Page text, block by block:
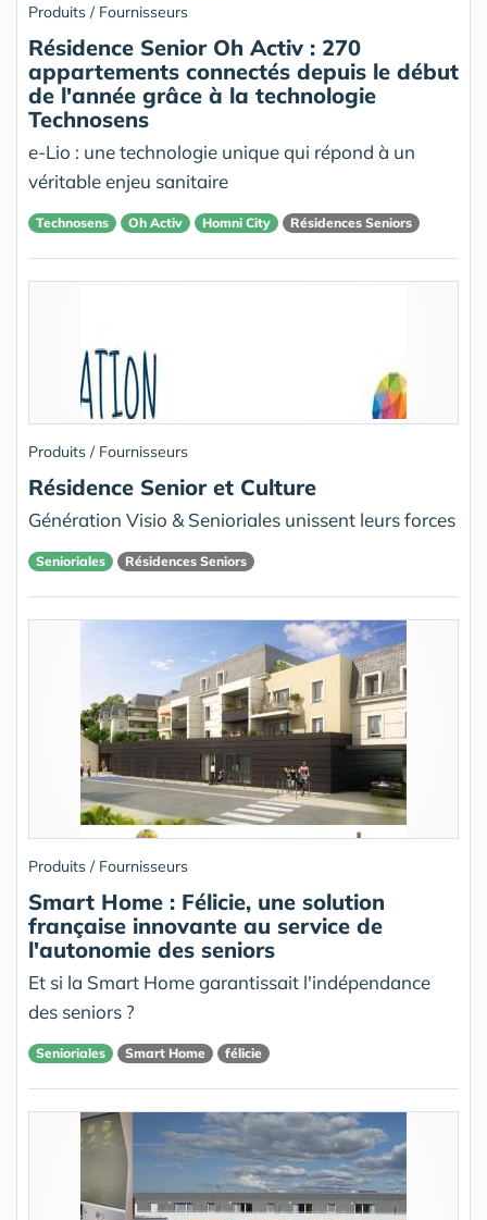
Produits / Fournisseurs
Résidence Senior Oh Activ : 270
appartements connectés depuis le début
de l'année grâce à la technologie
Technosens
e-Lio : une technologie unique qui répond à un
véritable enjeu sanitaire
Technosens Oh Activ Homni City Résidences Seniors
Produits / Fournisseurs
Résidence Senior et Culture
Génération Visio & Senioriales unissent leurs forces
Senioriales Résidences Seniors
Produits / Fournisseurs
Smart Home : Félicie, une solution
française innovante au service de
l'autonomie des seniors
Et si la Smart Home garantissait l'indépendance
des seniors ?
Senioriales Smart Home félicie